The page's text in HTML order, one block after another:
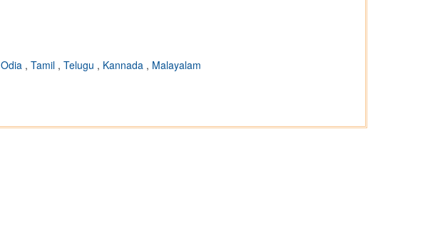
Odia , Tamil , Telugu , Kannada , Malayalam